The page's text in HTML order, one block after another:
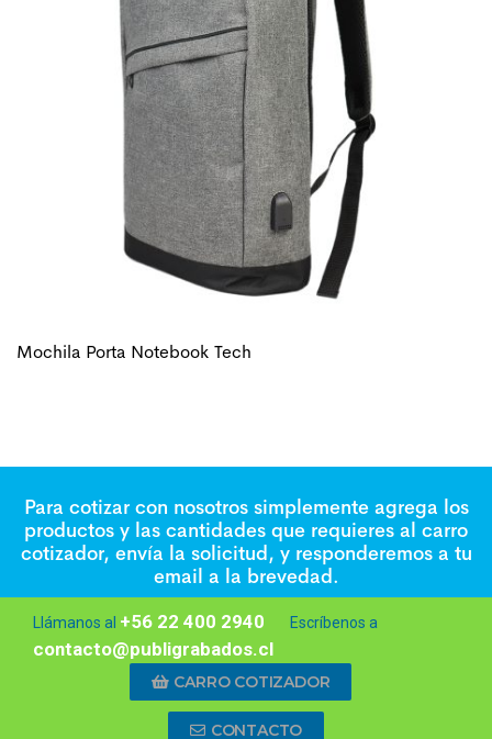
Mochila Porta Notebook Tech
Para cotizar con nosotros simplemente agrega los
productos y las cantidades que requieres al carro
cotizador, envía la solicitud, y responderemos a tu
email a la brevedad.
Llámanos al +56 22 400 2940 Escríbenos a
contacto@publigrabados.cl
CARRO COTIZADOR
CONTACTO